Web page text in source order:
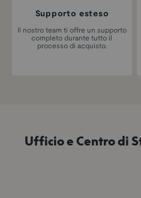
Supporto esteso
Il nostro team ti offre un supporto
completo durante tutto il
processo di acquisto.
Ufficio e Centro di